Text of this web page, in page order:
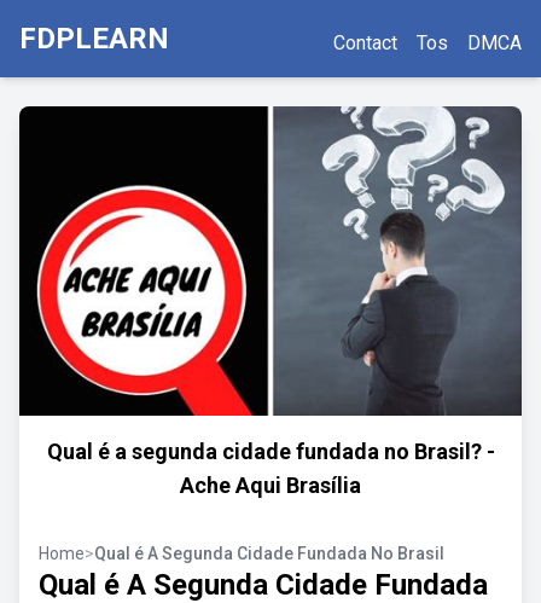
FDPLEARN Contact Tos DMCA
Qual é a segunda cidade fundada no Brasil? -
Ache Aqui Brasília
Home>Qual é A Segunda Cidade Fundada No Brasil
Qual é A Segunda Cidade Fundada